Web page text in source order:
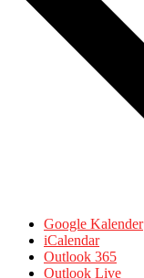
Google Kalender
iCalendar
Outlook 365
Outlook Live